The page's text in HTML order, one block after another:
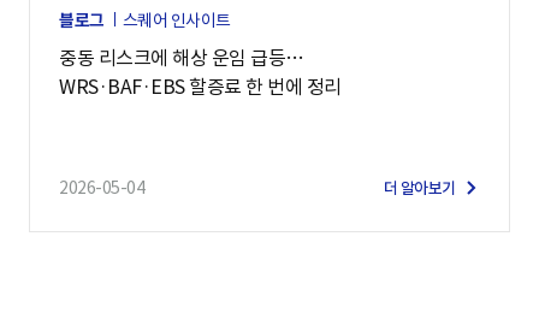
블로그 스퀘어 인사이트
중동 리스크에 해상 운임 급등…
WRS·BAF·EBS 할증료 한 번에 정리
2026-05-04 더 알아보기